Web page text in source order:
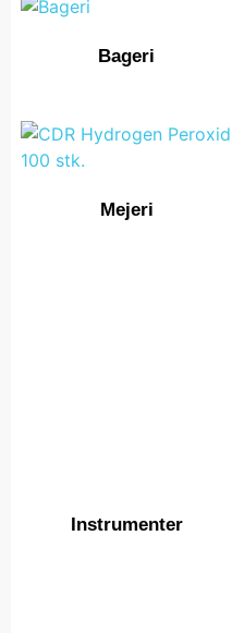
Bageri
Mejeri
Instrumenter